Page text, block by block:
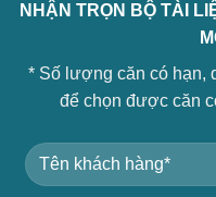
NHẬN TRỌN BỘ TÀI
* Số lượng căn có hạn,
để chọn được căn